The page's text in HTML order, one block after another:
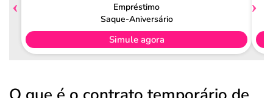
Empréstimo
Saque-Aniversário
Simule agora